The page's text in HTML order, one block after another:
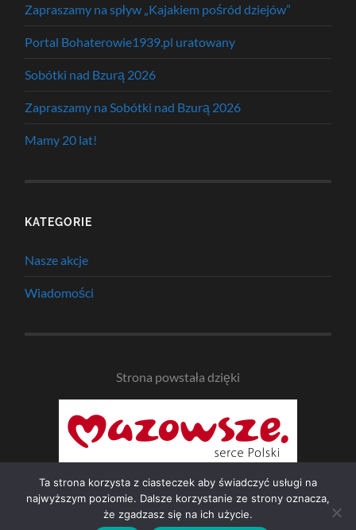
Zapraszamy na spływ „Kajakiem pośród dziejów”
Portal Bohaterowie1939.pl uratowany
Sobótki nad Bzurą 2026
Zapraszamy na Sobótki nad Bzurą 2026
Mamy 20 lat!
KATEGORIE
Nasze akcje
Wiadomości
Strona powstała dzięki
Ta strona korzysta z ciasteczek aby świadczyć usługi na
najwyższym poziomie. Dalsze korzystanie ze strony oznacza,
że zgadzasz się na ich użycie.